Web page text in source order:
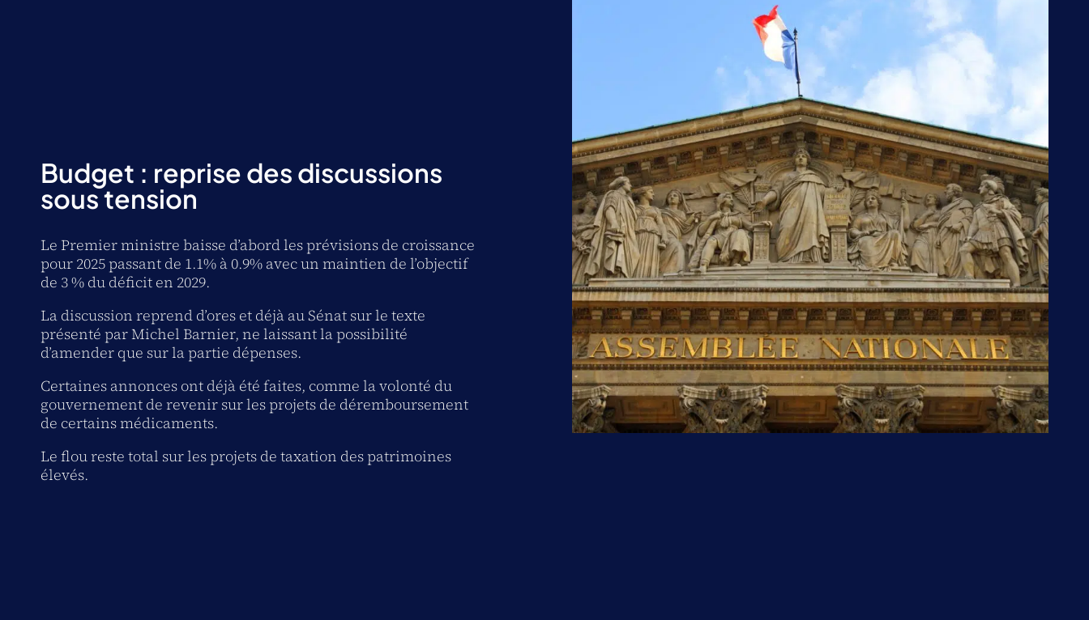
Budget : reprise des discussions
sous tension
Le Premier ministre baisse d’abord les prévisions de croissance
pour 2025 passant de 1.1% à 0.9% avec un maintien de l’objectif
de 3 % du déficit en 2029.
La discussion reprend d’ores et déjà au Sénat sur le texte
présenté par Michel Barnier, ne laissant la possibilité
d’amender que sur la partie dépenses.
Certaines annonces ont déjà été faites, comme la volonté du
gouvernement de revenir sur les projets de déremboursement
de certains médicaments.
Le flou reste total sur les projets de taxation des patrimoines
élevés.